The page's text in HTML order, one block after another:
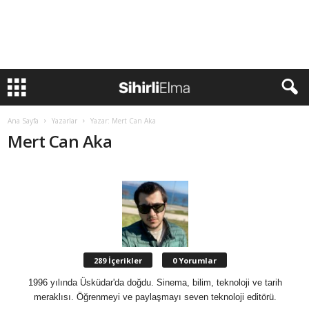
Ana Sayfa Yazarlar Yazar: Mert Can Aka
Mert Can Aka
289 İçerikler 0 Yorumlar
1996 yılında Üsküdar'da doğdu. Sinema, bilim, teknoloji ve tarih
meraklısı. Öğrenmeyi ve paylaşmayı seven teknoloji editörü.